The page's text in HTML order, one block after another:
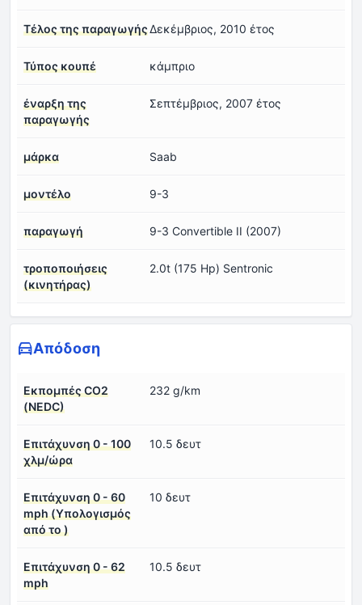
Τέλος της παραγωγήςΔεκέμβριος, 2010 έτος
Τύπος κουπέ κάμπριο
έναρξη της
παραγωγής
Σεπτέμβριος, 2007 έτος
μάρκα Saab
μοντέλο 9-3
παραγωγή 9-3 Convertible II (2007)
τροποποιήσεις
(κινητήρας)
2.0t (175 Hp) Sentronic
Απόδοση
Εκπομπές CO2
(NEDC)
232 g/km
Επιτάχυνση 0 - 100
χλμ/ώρα
10.5 δευτ
Επιτάχυνση 0 - 60
mph (Υπολογισμός
από το )
10 δευτ
Επιτάχυνση 0 - 62
mph
10.5 δευτ